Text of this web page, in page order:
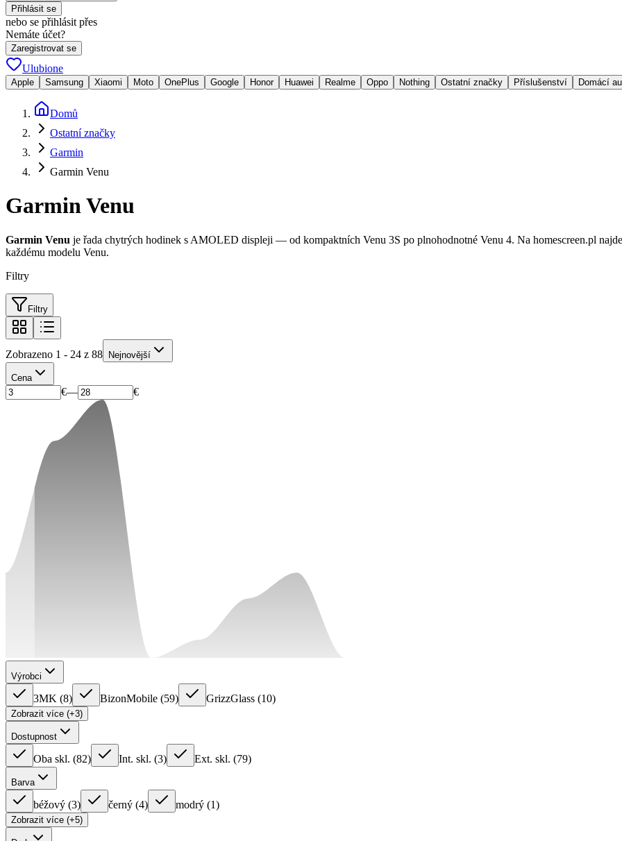
Přihlásit se
nebo se přihlásit přes
Nemáte účet?
Zaregistrovat se
Ulubione
Apple Samsung Xiaomi Moto OnePlus Google Honor Huawei Realme Oppo Nothing Ostatní značky Příslušenství Domácí
Domů
Ostatní značky
Garmin
Garmin Venu
Garmin Venu
Garmin Venu je řada chytrých hodinek s AMOLED displeji — od kompaktních Venu 3S po plnohodnotné Venu 4. Na homescreen.pl
každému modelu Venu.
Filtry
Filtry
Zobrazeno 1 - 24 z 88 Nejnovější
Cena
€— €
Výrobci
3MK (8) BizonMobile (59) GrizzGlass (10)
Zobrazit více (+3)
Dostupnost
Oba skl. (82) Int. skl. (3) Ext. skl. (79)
Barva
béžový (3) černý (4) modrý (1)
Zobrazit více (+5)